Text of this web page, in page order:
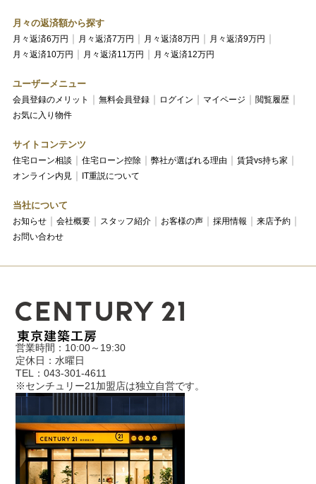
月々の返済額から探す
月々返済6万円 月々返済7万円 月々返済8万円
月々返済9万円
月々返済10万円
月々返済11万円 月々返済12万円
ユーザーメニュー
会員登録のメリット 無料会員登録 ログイン マイページ
閲覧履歴
お気に入り物件
サイトコンテンツ
住宅ローン相談 住宅ローン控除 弊社が選ばれる理由
賃貸vs持ち家
オンライン内見
IT重説について
当社について
お知らせ 会社概要 スタッフ紹介 お客様の声 採用情報
来店予約
お問い合わせ
営業時間：10:00～19:30
定休日：水曜日
TEL：043-301-4611
※センチュリー21加盟店は独立自営です。